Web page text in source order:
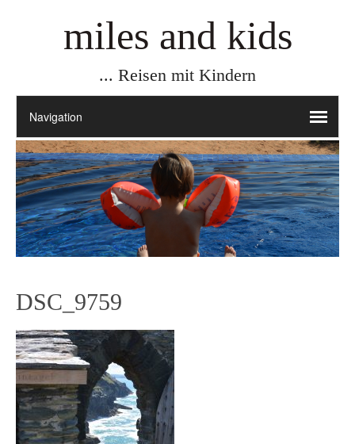
miles and kids
... Reisen mit Kindern
DSC_9759